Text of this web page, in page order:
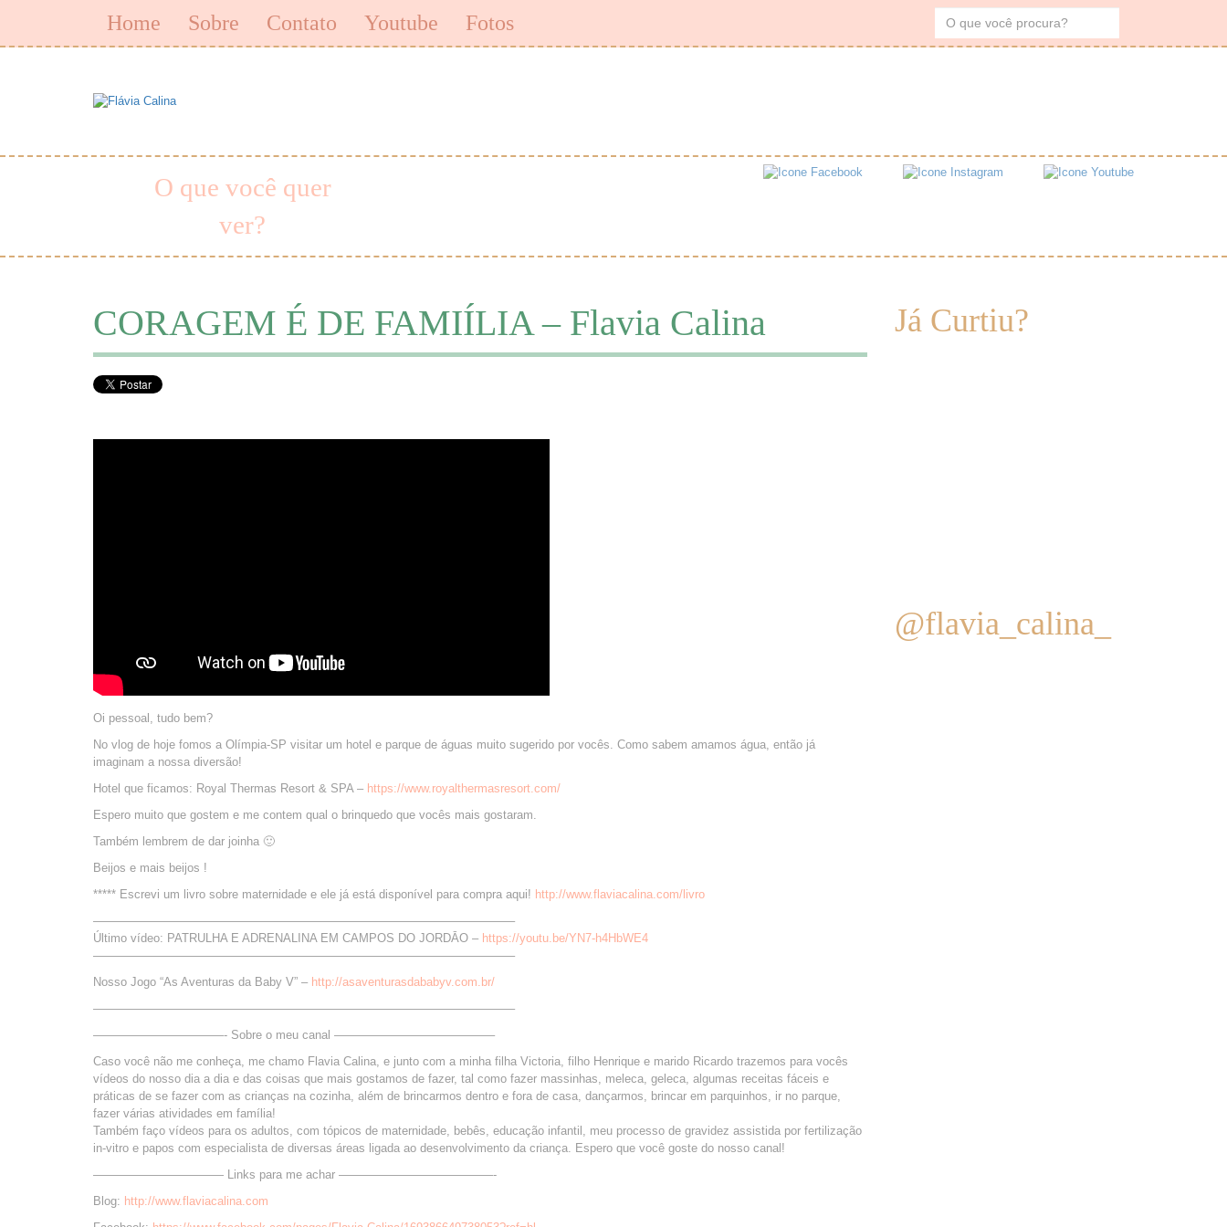
Home Sobre Contato Youtube Fotos
O que você quer
ver?
CORAGEM É DE FAMIÍLIA – Flavia Calina
Oi pessoal, tudo bem?
No vlog de hoje fomos a Olímpia-SP visitar um hotel e parque de águas muito sugerido por vocês. Como sabem amamos água, então já
imaginam a nossa diversão!
Hotel que ficamos: Royal Thermas Resort & SPA – https://www.royalthermasresort.com/
Espero muito que gostem e me contem qual o brinquedo que vocês mais gostaram.
Também lembrem de dar joinha 🙂
Beijos e mais beijos !
***** Escrevi um livro sobre maternidade e ele já está disponível para compra aqui! http://www.flaviacalina.com/livro
———————————————————————————————————–
Último vídeo: PATRULHA E ADRENALINA EM CAMPOS DO JORDĀO – https://youtu.be/YN7-h4HbWE4
———————————————————————————————————–
Nosso Jogo “As Aventuras da Baby V” – http://asaventurasdababyv.com.br/
———————————————————————————————————–
———————————- Sobre o meu canal —————————————–
Caso você não me conheça, me chamo Flavia Calina, e junto com a minha filha Victoria, filho Henrique e marido Ricardo trazemos para vocês
vídeos do nosso dia a dia e das coisas que mais gostamos de fazer, tal como fazer massinhas, meleca, geleca, algumas receitas fáceis e
práticas de se fazer com as crianças na cozinha, além de brincarmos dentro e fora de casa, dançarmos, brincar em parquinhos, ir no parque,
fazer várias atividades em família!
Também faço vídeos para os adultos, com tópicos de maternidade, bebês, educação infantil, meu processo de gravidez assistida por fertilização
in-vitro e papos com especialista de diversas áreas ligada ao desenvolvimento da criança. Espero que você goste do nosso canal!
——————————— Links para me achar —————————————-
Blog: http://www.flaviacalina.com
Já Curtiu?
@flavia_calina_